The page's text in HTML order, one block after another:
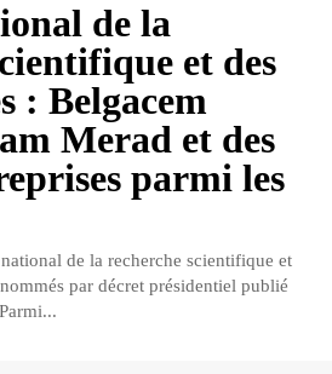
de la
et des
: Belgacem
Merad et des
parmi les
de la recherche scientifique et
par décret présidentiel publié